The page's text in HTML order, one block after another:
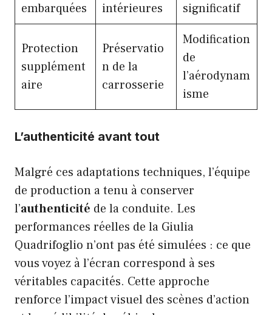
embarquées
intérieures
significatif
Protection
supplément
aire
Préservatio
n de la
carrosserie
Modification
de
l’aérodynam
isme
L’authenticité avant tout
Malgré ces adaptations techniques, l’équipe
de production a tenu à conserver
l’authenticité de la conduite. Les
performances réelles de la Giulia
Quadrifoglio n’ont pas été simulées : ce que
vous voyez à l’écran correspond à ses
véritables capacités. Cette approche
renforce l’impact visuel des scènes d’action